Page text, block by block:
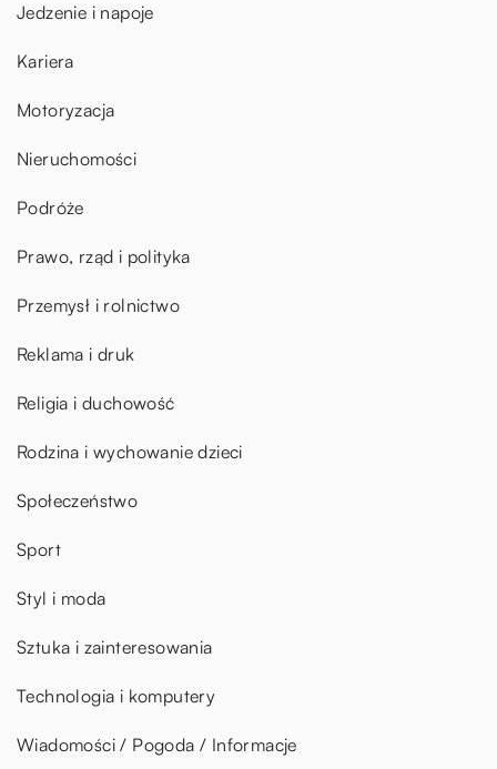
Jedzenie i napoje
Kariera
Motoryzacja
Nieruchomości
Podróże
Prawo, rząd i polityka
Przemysł i rolnictwo
Reklama i druk
Religia i duchowość
Rodzina i wychowanie dzieci
Społeczeństwo
Sport
Styl i moda
Sztuka i zainteresowania
Technologia i komputery
Wiadomości / Pogoda / Informacje